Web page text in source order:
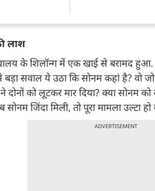
लाश
के शिलॉन्ग में एक खाई से बरामद
सवाल ये उठा कि सोनम कहां है? वो
दोनों को लूटकर मार दिया? क्या सोनम
जिंदा मिली, तो पूरा मामला उल्टा हो
ADVERTISEMENT